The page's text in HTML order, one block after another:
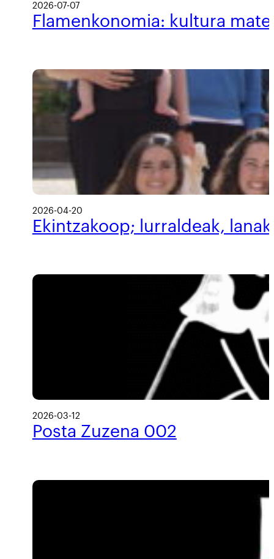
2026-07-07
Flamenkonomia: kultura
2026-04-20
Ekintzakoop; lurraldeak,
2026-03-12
Posta Zuzena 002